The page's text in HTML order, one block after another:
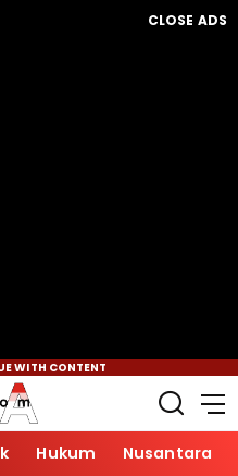
CLOSE ADS
WITH CONTENT
Hukum Nusantara